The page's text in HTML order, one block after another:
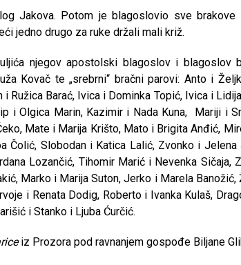
Jakova. Potom je blagoslovio sve brakove
jedno drugo za ruke držali mali križ.
njegov apostolski blagoslov i blagoslov
Kovač te „srebrni“ bračni parovi: Anto i
Ružica Barać, Ivica i Dominka Topić, Ivica i
i Olgica Marin, Kazimir i Nada Kuna, Mariji i
Mate i Marija Krišto, Mato i Brigita Anđić,
Slobodan i Katica Lalić, Zvonko i Jelena
Lozančić, Tihomir Marić i Nevenka Sičaja,
Marko i Marija Suton, Jerko i Marela Banožić,
i Renata Dodig, Roberto i Ivanka Kulaš,
i Stanko i Ljuba Ćurčić.
iz Prozora pod ravnanjem gospođe Biljane